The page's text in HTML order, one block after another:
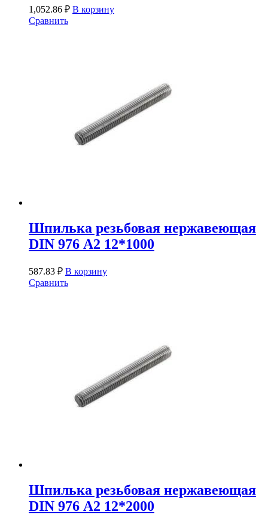
1,052.86 ₽ В корзину
Сравнить
Шпилька резьбовая нержавеющая
DIN 976 А2 12*1000
587.83 ₽ В корзину
Сравнить
Шпилька резьбовая нержавеющая
DIN 976 А2 12*2000